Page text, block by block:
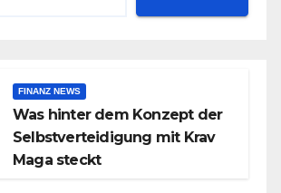
FINANZ NEWS
Was hinter dem Konzept der
Selbstverteidigung mit Krav
Maga steckt